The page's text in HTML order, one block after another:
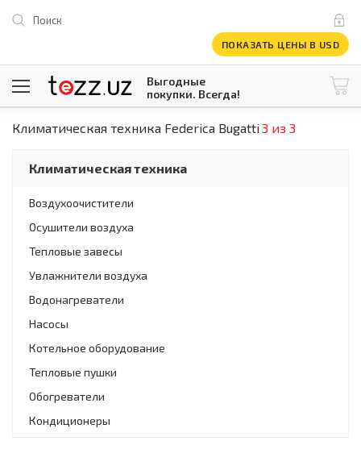
Поиск
ПОКАЗАТЬ ЦЕНЫ В USD
Выгодные
покупки. Всегда!
1 USD = 12 296.16 сум\ @tezzuz
Все категории
Компьютеры и оргтехника
Телевизоры
Климатическая техника
Встраиваемая техника
Инструменты и техника
Товары для дома
Климатическая техника
Встраиваемая техника
Крупнобытовая техника
Мелкая бытовая техника
Климатическая техника Federica Bugatti 3 из 3
Климатическая техника
Воздухоочистители
Осушители воздуха
Тепловые завесы
Увлажнители воздуха
Водонагреватели
Насосы
Котельное оборудование
Тепловые пушки
Обогреватели
Кондиционеры